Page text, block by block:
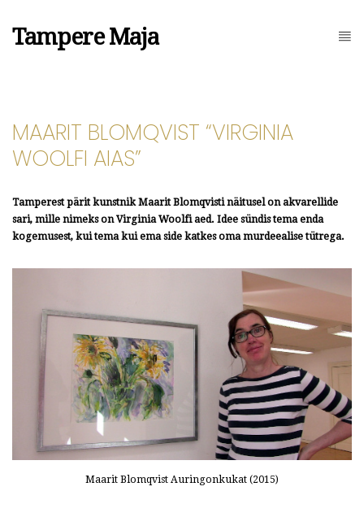
Tampere Maja
MAARIT BLOMQVIST “VIRGINIA
WOOLFI AIAS”
Tamperest pärit kunstnik Maarit Blomqvisti näitusel on akvarellide
sari, mille nimeks on Virginia Woolfi aed. Idee sündis tema enda
kogemusest, kui tema kui ema side katkes oma murdeealise tütrega.
Maarit Blomqvist Auringonkukat (2015)